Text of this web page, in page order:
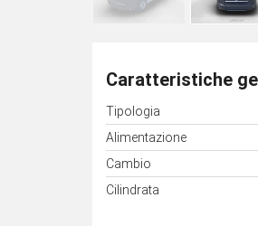
Caratteristiche
Tipologia
Alimentazione
Cambio
Cilindrata